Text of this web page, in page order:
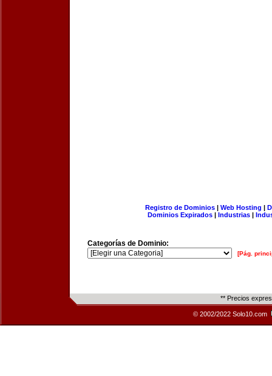
Registro de Dominios| Web Hosting |
Dominios Expirados | Industrias |
Categorías de Dominio:
[Pág.
** Precios
© 2002/2022 Solo10.com